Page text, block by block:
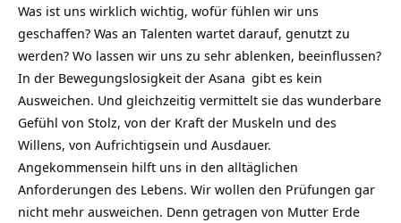
Was ist uns wirklich wichtig, wofür fühlen wir uns
geschaffen? Was an Talenten wartet darauf, genutzt zu
werden? Wo lassen wir uns zu sehr ablenken, beeinflussen?
In der Bewegungslosigkeit der Asana gibt es kein
Ausweichen. Und gleichzeitig vermittelt sie das wunderbare
Gefühl von Stolz, von der Kraft der Muskeln und des
Willens, von Aufrichtigsein und Ausdauer.
Angekommensein hilft uns in den alltäglichen
Anforderungen des Lebens. Wir wollen den Prüfungen gar
nicht mehr ausweichen. Denn getragen von Mutter Erde